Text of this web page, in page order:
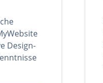
Design-